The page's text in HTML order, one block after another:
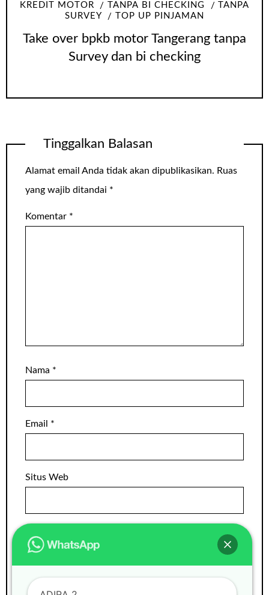
KREDIT MOTOR
TANPA BI CHECKING
TANPA
SURVEY
TOP UP PINJAMAN
Take over bpkb motor Tangerang tanpa
Survey dan bi checking
Tinggalkan Balasan
Alamat email Anda tidak akan dipublikasikan. Ruas
yang wajib ditandai *
Komentar *
Nama *
Email *
Situs Web